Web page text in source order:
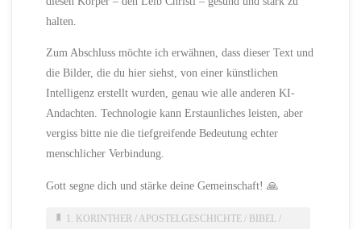
halten.
Zum Abschluss möchte ich erwähnen, dass dieser Text und
die Bilder, die du hier siehst, von einer künstlichen
Intelligenz erstellt wurden, genau wie alle anderen KI-
Andachten. Technologie kann Erstaunliches leisten, aber
vergiss bitte nie die tiefgreifende Bedeutung echter
menschlicher Verbindung.
Gott segne dich und stärke deine Gemeinschaft! 🙏
1. KORINTHER / APOSTELGESCHICHTE/ BIBEL/